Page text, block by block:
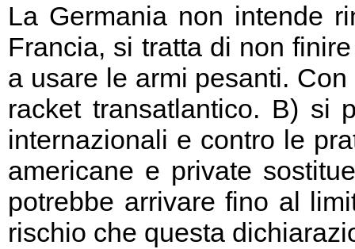
La Germania non intende
Francia, si tratta di non
a usare le armi pesanti.
racket transatlantico. B) si
internazionali e contro le
americane e private
potrebbe arrivare fino al
rischio che questa